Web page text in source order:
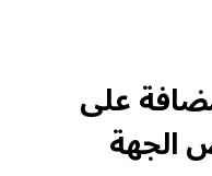
على
الجهة